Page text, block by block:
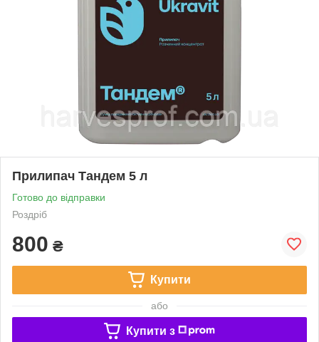
Прилипач Тандем 5 л
Готово до відправки
Роздріб
800 ₴
Купити
або
Купити з